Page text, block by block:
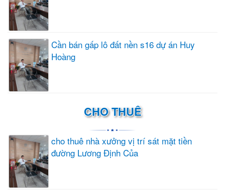
Cần bán gấp lô đất nền s16 dự án Huy
Hoàng
CHO THUÊ
cho thuê nhà xưởng vị trí sát mặt tiền
đường Lương Định Của